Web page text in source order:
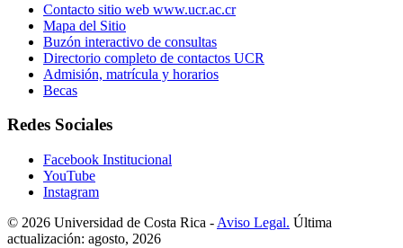
Contacto sitio web www.ucr.ac.cr
Mapa del Sitio
Buzón interactivo de consultas
Directorio completo de contactos UCR
Admisión, matrícula y horarios
Becas
Redes Sociales
Facebook Institucional
YouTube
Instagram
© 2026 Universidad de Costa Rica - Aviso Legal. Última
actualización: agosto, 2026